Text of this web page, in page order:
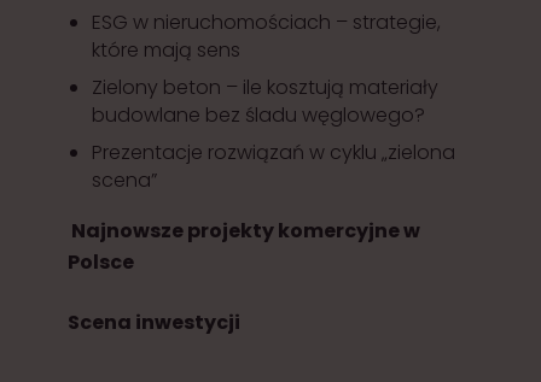
ESG w nieruchomościach – strategie,
które mają sens
Zielony beton – ile kosztują materiały
budowlane bez śladu węglowego?
Prezentacje rozwiązań w cyklu „zielona
scena”
Najnowsze projekty komercyjne w
Polsce
Scena inwestycji